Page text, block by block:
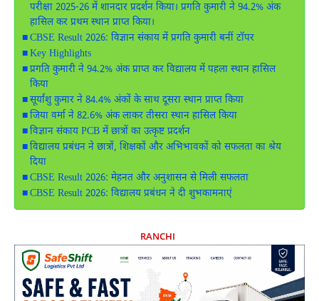
परीक्षा 2025-26 में शानदार प्रदर्शन किया। प्रगति कुमारी ने 94.2% अंक
हासिल कर प्रथम स्थान प्राप्त किया।
CBSE Result 2026: विज्ञान संकाय में प्रगति कुमारी बनीं टॉपर
Key Highlights
प्रगति कुमारी ने 94.2% अंक प्राप्त कर विद्यालय में पहला स्थान हासिल
किया
सूर्यांशु कुमार ने 84.4% अंकों के साथ दूसरा स्थान प्राप्त किया
जिया वर्मा ने 82.6% अंक लाकर तीसरा स्थान हासिल किया
विज्ञान संकाय PCB में छात्रों का उत्कृष्ट प्रदर्शन
विद्यालय प्रबंधन ने छात्रों, शिक्षकों और अभिभावकों को सफलता का श्रेय
दिया
CBSE Result 2026: मेहनत और अनुशासन से मिली सफलता
CBSE Result 2026: विद्यालय प्रबंधन ने दी शुभकामनाएं
RANCHI